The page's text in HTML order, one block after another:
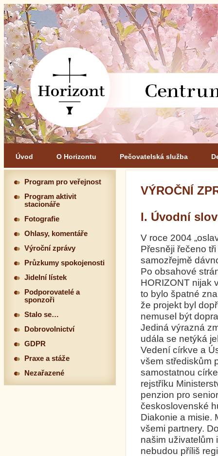
Úvod O Horizontu Pečovatelská služba
VÝROČNÍ
I. Úvodní
V roce 2004
Přesněji řečeno
samozřejmě
Po obsahové
HORIZONT nijak
to bylo špatné
že projekt byl
nemusel být
Jediná výrazná
udála se netýká
Vedení církve a
všem střediskům
samostatnou
rejstříku
penzion pro
československé
Diakonie a misie.
všemi partnery.
našim uživatelům
nebudou příliš
Program pro veřejnost
Program aktivit
stacionáře
Fotografie
Ohlasy, komentáře
Výroční zprávy
Průzkumy spokojenosti
Jidelní lístek
Podporovatelé a
sponzoři
Stalo se…
Dobrovolnictví
GDPR
Praxe a stáže
Nezařazené